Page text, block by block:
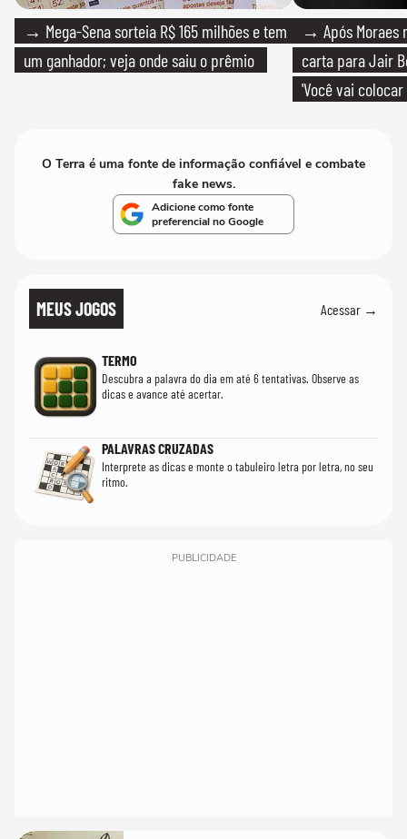
→ Mega-Sena sorteia R$ 165 milhões e tem
um ganhador; veja onde saiu o prêmio
→ Após Moraes
carta para Jair
'Você vai
O Terra é uma fonte de informação confiável e combate
fake news.
Adicione como fonte
preferencial no Google
MEUS JOGOS Acessar →
TERMO
Descubra a palavra do dia em até 6 tentativas. Observe as
dicas e avance até acertar.
PALAVRAS CRUZADAS
Interprete as dicas e monte o tabuleiro letra por letra, no seu
ritmo.
PUBLICIDADE